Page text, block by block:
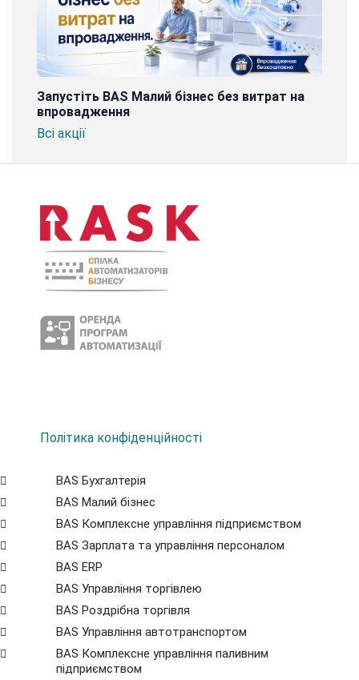
Запустіть BAS Малий бізнес без витрат на
впровадження
Всі акції
Політика конфіденційності
BAS Бухгалтерія
BAS Малий бізнес
BAS Комплексне управління підприємством
BAS Зарплата та управління персоналом
BAS ERP
BAS Управління торгівлею
BAS Роздрібна торгівля
BAS Управління автотранспортом
BAS Комплексне управління паливним
підприємством